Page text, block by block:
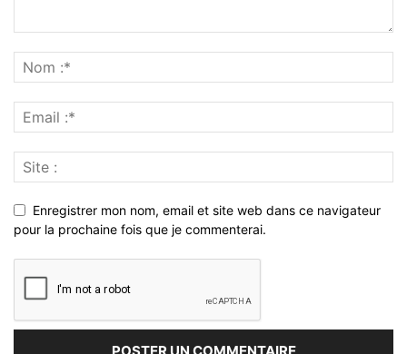
Enregistrer mon nom, email et site web dans ce navigateur
pour la prochaine fois que je commenterai.